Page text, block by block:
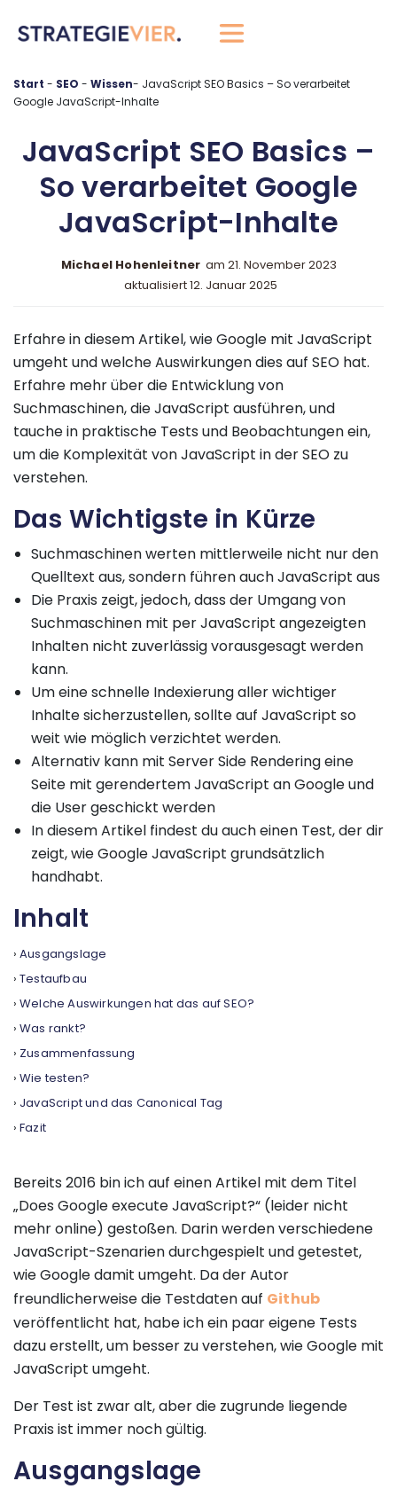
springen
Start - SEO - - JavaScript SEO Basics – So verarbeitet
Google JavaScript-Inhalte
JavaScript SEO Basics –
So verarbeitet Google
JavaScript-Inhalte
Michael Hohenleitner am 21. November 2023
aktualisiert 12. Januar 2025
Erfahre in diesem Artikel, wie Google mit JavaScript
umgeht und welche Auswirkungen dies auf SEO hat.
Erfahre mehr über die Entwicklung von
Suchmaschinen, die JavaScript ausführen, und
tauche in praktische Tests und Beobachtungen ein,
um die Komplexität von JavaScript in der SEO zu
verstehen.
Das Wichtigste in Kürze
Suchmaschinen werten mittlerweile nicht nur den
Quelltext aus, sondern führen auch JavaScript aus
Die Praxis zeigt, jedoch, dass der Umgang von
Suchmaschinen mit per JavaScript angezeigten
Inhalten nicht zuverlässig vorausgesagt werden
kann.
Um eine schnelle Indexierung aller wichtiger
Inhalte sicherzustellen, sollte auf JavaScript so
weit wie möglich verzichtet werden.
Alternativ kann mit Server Side Rendering eine
Seite mit gerendertem JavaScript an Google und
die User geschickt werden
In diesem Artikel findest du auch einen Test, der dir
zeigt, wie Google JavaScript grundsätzlich
handhabt.
Inhalt
Ausgangslage
Testaufbau
Welche Auswirkungen hat das auf SEO?
Was rankt?
Zusammenfassung
Wie testen?
JavaScript und das Canonical Tag
Fazit
Bereits 2016 bin ich auf einen Artikel mit dem Titel
„Does Google execute JavaScript?“ (leider nicht
mehr online) gestoßen. Darin werden verschiedene
JavaScript-Szenarien durchgespielt und getestet,
wie Google damit umgeht. Da der Autor
freundlicherweise die Testdaten auf Github
veröffentlicht hat, habe ich ein paar eigene Tests
dazu erstellt, um besser zu verstehen, wie Google mit
JavaScript umgeht.
Der Test ist zwar alt, aber die zugrunde liegende
Praxis ist immer noch gültig.
Ausgangslage